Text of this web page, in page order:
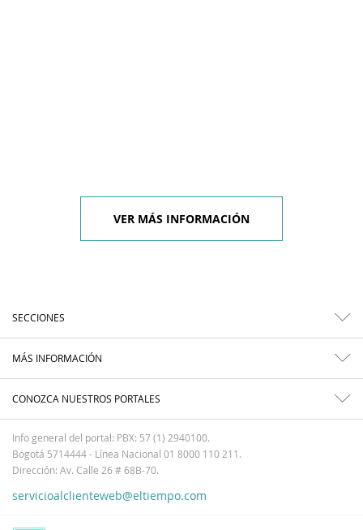
VER MÁS INFORMACIÓN
SECCIONES
MÁS INFORMACIÓN
CONOZCA NUESTROS PORTALES
Info general del portal: PBX: 57 (1) 2940100.
Bogotá 5714444 - Línea Nacional 01 8000 110 211.
Dirección: Av. Calle 26 # 68B-70.
servicioalclienteweb@eltiempo.com